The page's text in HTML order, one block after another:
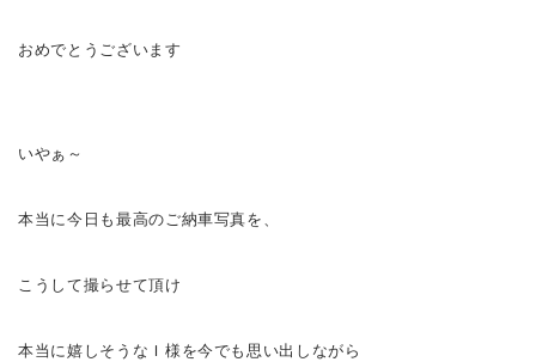
おめでとうございます
いやぁ～
本当に今日も最高のご納車写真を、
こうして撮らせて頂け
本当に嬉しそうなＩ様を今でも思い出しながら